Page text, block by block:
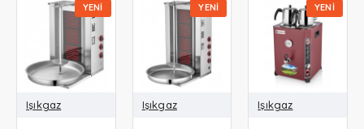
YENI
Işıkgaz
YENI
Işıkgaz
YENI
Işıkgaz